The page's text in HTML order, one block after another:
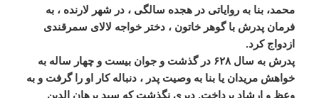
محمد، بنا به روایاتی در هجده سالگی ، در شهر لارنده ، به
فرمان پدرش با گوهر خاتون ، دختر خواجه لالای سمرقندی
ازدواج کرد.
پدرش به سال ۶۲۸ در گذشت و جوان بیست و چهار ساله به
خواهش مریدان یا بنا به وصیت پدر ، دنباله کار او را گرفت و به
وعظ و ارشاد پرداخت. دیری نگذشت که سید برهان الدین